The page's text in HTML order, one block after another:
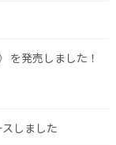
を発売しました！
しました